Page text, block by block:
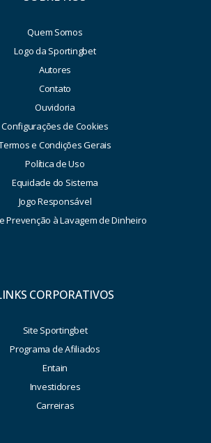
Quem Somos
Logo da Sportingbet
Autores
Contato
Ouvidoria
Configurações de Cookies
e Condições Gerais
Política de Uso
Equidade do Sistema
Jogo Responsável
Prevenção à Lavagem de Dinheiro
CORPORATIVOS
Site Sportingbet
Programa de Afiliados
Entain
Investidores
Carreiras